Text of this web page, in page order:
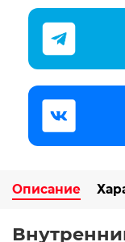
Описание